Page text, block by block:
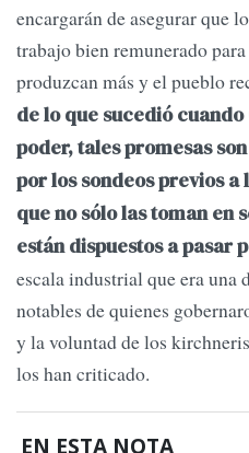
encargarán de asegurar que
trabajo bien remunerado
produzcan más y el pueblo
de lo que sucedió
poder, tales promesas
por los sondeos previos a
que no sólo las toman en
están dispuestos a pasar
escala industrial que era una
notables de quienes
y la voluntad de los
los han criticado.
EN ESTA NOTA